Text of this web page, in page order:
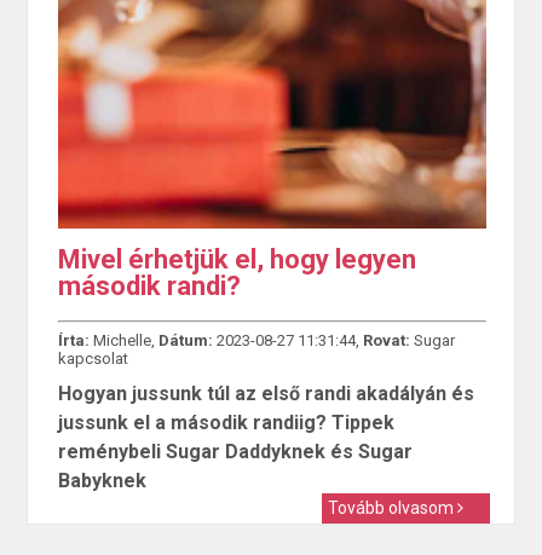
Mivel érhetjük el, hogy legyen
második randi?
Írta: Michelle, Dátum: 2023-08-27 11:31:44, Rovat: Sugar
kapcsolat
Hogyan jussunk túl az első randi akadályán és
jussunk el a második randiig? Tippek
reménybeli Sugar Daddyknek és Sugar
Babyknek
Tovább olvasom